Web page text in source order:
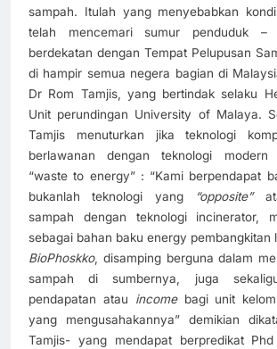
sampah. Itulah yang menyebabkan
telah mencemari sumur penduduk –
berdekatan dengan Tempat Pelupusan
di hampir semua negera bagian di
Dr Rom Tamjis, yang bertindak selaku
Unit perundingan University of Malaya.
Tamjis menuturkan jika teknologi
berlawanan dengan teknologi
“waste to energy” : “Kami berpendapat
bukanlah teknologi yang
“opposite”
sampah dengan teknologi incinerator,
sebagai bahan baku energy pembangkitan
BioPhoskko, disamping berguna dalam
sampah di sumbernya, juga
pendapatan atau incomebagi unit
yang mengusahakannya” demikian
Tamjis- yang mendapat berpredikat